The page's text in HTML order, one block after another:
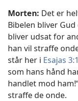
Morten: Det er
Bibelen bliver
bliver udsat for
han vil straffe
står her i Esajas
som hans hånd
handlet mod
straffe de onde.